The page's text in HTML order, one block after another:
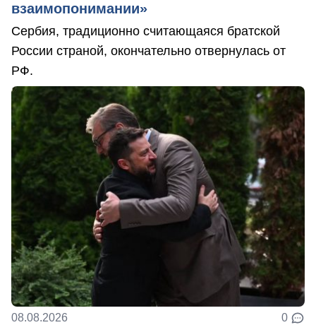
взаимопонимании»
Сербия, традиционно считающаяся братской
России страной, окончательно отвернулась от
РФ.
08.08.2026 0